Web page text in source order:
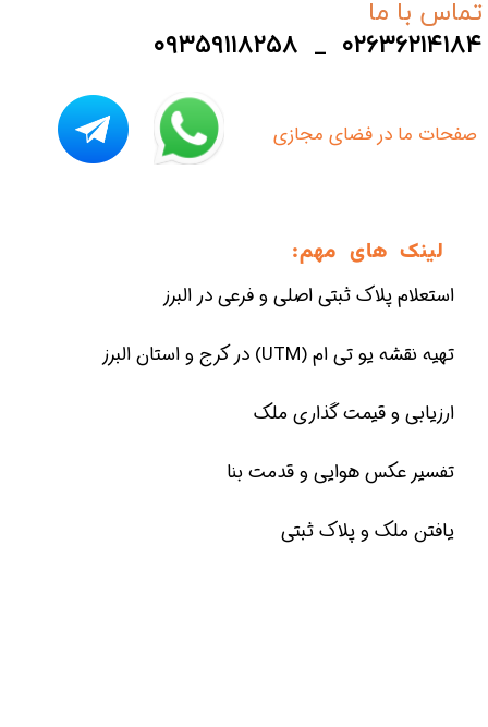
تماس با ما
۰۹۳۵۹۱۱۸۲۵۸ _ ۰۲۶۳۶۲۱۴۱۸۴
​صفحات ما در فضای مجازی
لینک های مهم:
استعلام پلاک ثبتی اصلی و فرعی در البرز
تهیه نقشه یو تی ام (UTM) در کرج و استان البرز
ارزیابی و قیمت گذاری ملک
تفسیر عکس هوایی و قدمت بنا
یافتن ملک و پلاک ثبتی